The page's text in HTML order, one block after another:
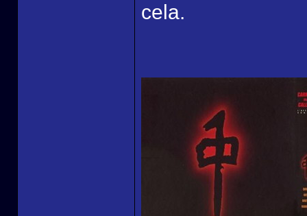
cela.